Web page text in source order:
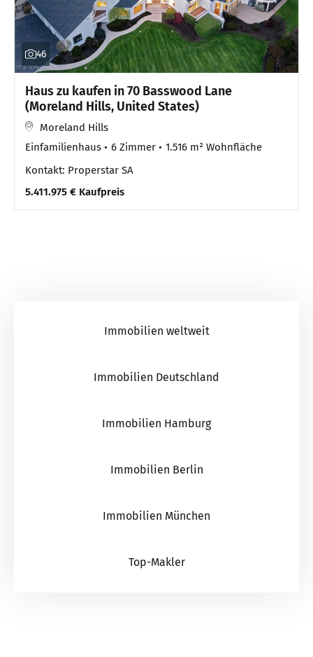
46
Haus zu kaufen in 70 Basswood Lane
(Moreland Hills, United States)
Moreland Hills
Einfamilienhaus
6 Zimmer
1.516 m² Wohnfläche
Kontakt: Properstar SA
5.411.975 € Kaufpreis
Immobilien weltweit
Immobilien Deutschland
Immobilien Hamburg
Immobilien Berlin
Immobilien München
Top-Makler